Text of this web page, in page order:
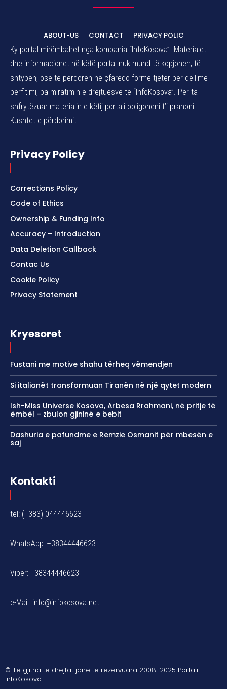
ABOUT-US CONTACT
PRIVACY POLIC
Ky portal mirëmbahet nga kompania “InfoKosova”. Materialet
dhe informacionet në këtë portal nuk mund të kopjohen, të
shtypen, ose të përdoren në çfarëdo forme tjetër për qëllime
përfitimi, pa miratimin e drejtuesve të “InfoKosova”. Për ta
shfrytëzuar materialin e këtij portali obligoheni t’i pranoni
Kushtet e përdorimit.
Privacy Policy
Corrections Policy
Code of Ethics
Ownership & Funding Info
Accuracy – Introduction
Data Deletion Callback
Contac Us
Cookie Policy
Privacy Statement
Kryesoret
Fustani me motive shahu tërheq vëmendjen
Si italianët transformuan Tiranën në një qytet modern
Ish-Miss Universe Kosova, Arbesa Rrahmani, në pritje të
ëmbël – zbulon gjininë e bebit
Dashuria e pafundme e Remzie Osmanit për mbesën e
saj
Kontakti
tel: (+383) 044446623
WhatsApp: +38344446623
Viber: +38344446623
e-Mail: info@infokosova.net
© Të gjitha të drejtat janë të rezervuara 2008-2025 Portali
InfoKosova